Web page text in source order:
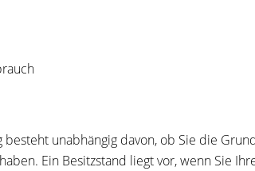
unabhängig davon, ob Sie die
Ein Besitzstand liegt vor, wenn Sie